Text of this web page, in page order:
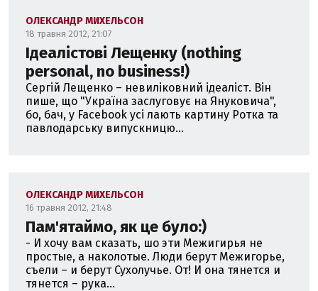
ОЛЕКСАНДР МИХЕЛЬСОН
18 травня 2012, 21:07
Ідеалістові Лещенку (nothing
personal, no business!)
Сергій Лещенко – невиліковний ідеаліст. Він
пише, що "Україна заслуговує на Януковича",
бо, бач, у Facebook усі лають картину Ротка та
павлодарську випускницю...
ОЛЕКСАНДР МИХЕЛЬСОН
16 травня 2012, 21:48
Пам'ятаймо, як це було:)
- И хочу вам сказать, шо эти Межигирья не
простые, а наколотые. Люди берут Межигорье,
съели – и берут Сухолучье. От! И она тянется и
тянется – рука...